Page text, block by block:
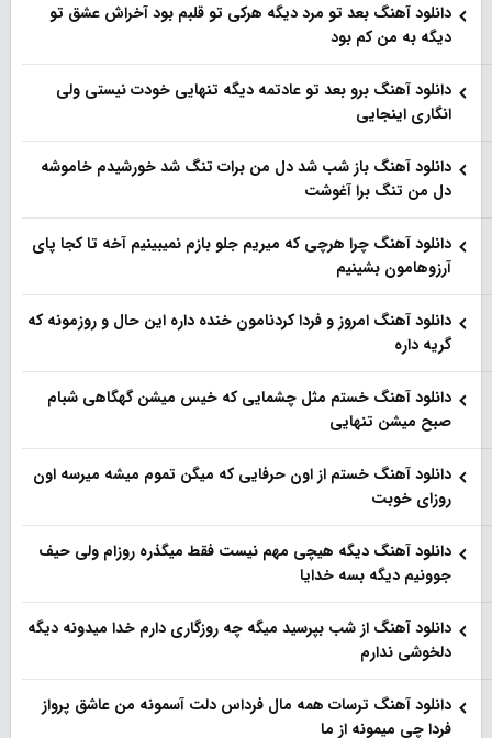
دانلود آهنگ بعد تو مرد دیگه هرکی تو قلبم بود آخراش عشق تو
دیگه به من کم بود
دانلود آهنگ برو بعد تو عادتمه دیگه تنهایی خودت نیستی ولی
انگاری اینجایی
دانلود آهنگ باز شب شد دل من برات تنگ شد خورشیدم خاموشه
دل من تنگ برا آغوشت
دانلود آهنگ چرا هرچی که میریم جلو بازم نمیبینیم آخه تا کجا پای
آرزوهامون بشینیم
دانلود آهنگ امروز و فردا کردنامون خنده داره این حال و روزمونه که
گریه داره
دانلود آهنگ خستم مثل چشمایی که خیس میشن گهگاهی شبام
صبح میشن تنهایی
دانلود آهنگ خستم از اون حرفایی که میگن تموم میشه میرسه اون
روزای خوبت
دانلود آهنگ دیگه هیچی مهم نیست فقط میگذره روزام ولی حیف
جوونیم دیگه بسه خدایا
دانلود آهنگ از شب بپرسید میگه چه روزگاری دارم خدا میدونه دیگه
دلخوشی ندارم
دانلود آهنگ ترسات همه مال فرداس دلت آسمونه من عاشق پرواز
فردا چی میمونه از ما